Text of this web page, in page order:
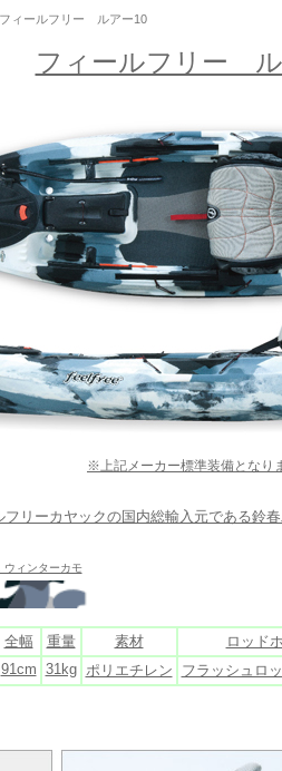
ィールフリー ルアー10
フィールフリー
※上記メーカー標準装備となり
フリーカヤックの国内総輸入元である鈴
ウィンターカモ
全幅 重量 素材
ロッド
91cm 31kg ポリエチレン フラッシュロ